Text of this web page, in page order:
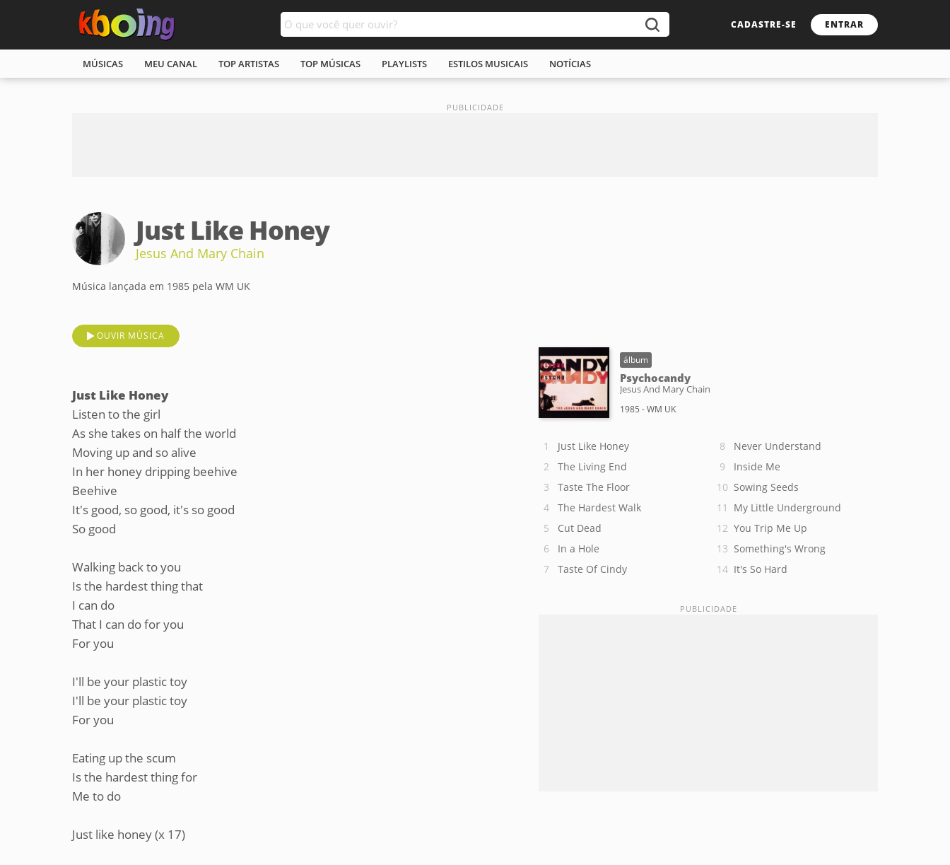
CADASTRE-SE ENTRAR
MÚSICAS MEU CANAL TOP ARTISTAS TOP MÚSICAS PLAYLISTS ESTILOS MUSICAIS NOTÍCIAS
Just Like Honey
Jesus And Mary Chain
Música lançada em 1985 pela WM UK
OUVIR MÚSICA
Just Like Honey
Listen to the girl
As she takes on half the world
Moving up and so alive
In her honey dripping beehive
Beehive
It's good, so good, it's so good
So good
Walking back to you
Is the hardest thing that
I can do
That I can do for you
For you
I'll be your plastic toy
I'll be your plastic toy
For you
Eating up the scum
Is the hardest thing for
Me to do
Just like honey (x 17)
álbum
Psychocandy
Jesus And Mary Chain
1985 - WM UK
Just Like Honey
The Living End
Taste The Floor
The Hardest Walk
Cut Dead
In a Hole
Taste Of Cindy
Never Understand
Inside Me
Sowing Seeds
My Little Underground
You Trip Me Up
Something's Wrong
It's So Hard